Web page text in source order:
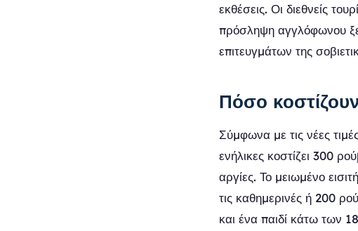
εκθέσεις. Οι διεθνείς
πρόσληψη αγγλόφωνου
επιτευγμάτων της
Πόσο
Σύμφωνα με τις νέες
ενήλικες κοστίζει 300
αργίες. Το μειωμένο
τις καθημερινές ή 200
και ένα παιδί κάτω των